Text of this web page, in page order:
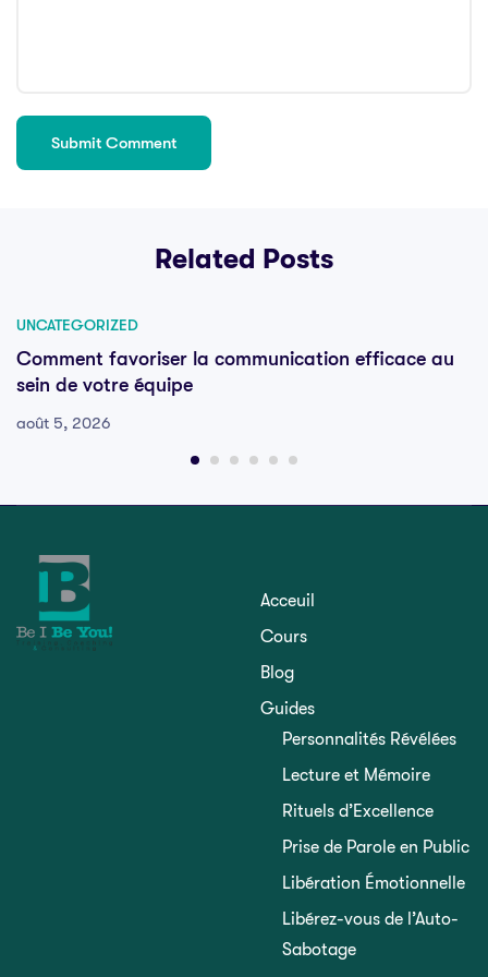
Related Posts
UNCATEGORIZED
Comment favoriser la communication efficace au
sein de votre équipe
août 5, 2026
Acceuil
Cours
Blog
Guides
Personnalités Révélées
Lecture et Mémoire
Rituels d’Excellence
Prise de Parole en Public
Libération Émotionnelle
Libérez-vous de l’Auto-
Sabotage